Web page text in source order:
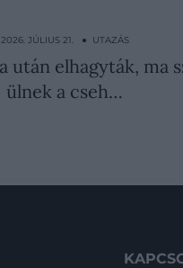
2026. JÚLIUS 21. ● UTAZÁS
után elhagyták, ma
ülnek a cseh…